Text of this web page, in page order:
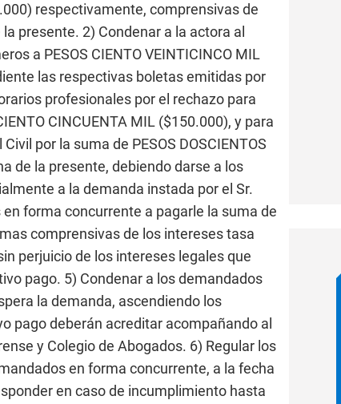
respectivamente, comprensivas de
presente. 2) Condenar a la actora al
a PESOS CIENTO VEINTICINCO MIL
las respectivas boletas emitidas por
profesionales por el rechazo para
CINCUENTA MIL ($150.000), y para
por la suma de PESOS DOSCIENTOS
de la presente, debiendo darse a los
a la demanda instada por el Sr.
forma concurrente a pagarle la suma de
comprensivas de los intereses tasa
perjuicio de los intereses legales que
pago. 5) Condenar a los demandados
la demanda, ascendiendo los
pago deberán acreditar acompañando al
y Colegio de Abogados. 6) Regular los
en forma concurrente, a la fecha
en caso de incumplimiento hasta